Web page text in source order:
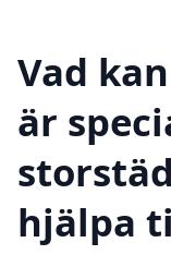
Vad
är
hjälpa